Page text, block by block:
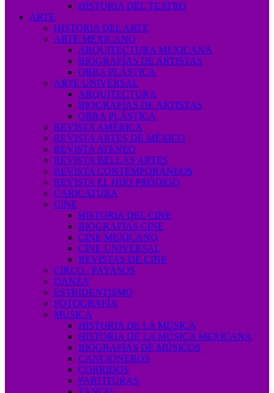
HISTORIA DEL TEATRO
ARTE
HISTORIA DEL ARTE
ARTE MEXICANO
ARQUITECTURA MEXICANA
BIOGRAFÍAS DE ARTISTAS
OBRA PLÁSTICA
ARTE UNIVERSAL
ARQUITECTURA
BIOGRAFÍAS DE ARTISTAS
OBRA PLÁSTICA
REVISTA AMÉRICA
REVISTA ARTES DE MÉXICO
REVISTA ATENEO
REVISTA BELLAS ARTES
REVISTA CONTEMPORÁNEOS
REVISTA EL HIJO PRÓDIGO
CARICATURA
CINE
HISTORIA DEL CINE
BIOGRAFÍAS CINE
CINE MEXICANO
CINE UNIVERSAL
REVISTAS DE CINE
CIRCO / PAYASOS
DANZA
ESTRIDENTISMO
FOTOGRAFÍA
MÚSICA
HISTORIA DE LA MÚSICA
HISTORIA DE LA MÚSICA MEXICANA
BIOGRAFÍAS DE MÚSICOS
CANCIONEROS
CORRIDOS
PARTITURAS